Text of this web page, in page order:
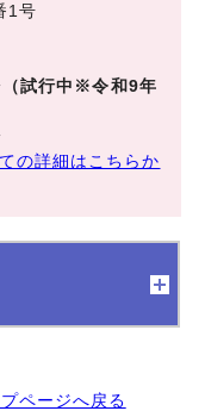
1号
（試行中※令和9年
の詳細はこちらか
プページへ戻る